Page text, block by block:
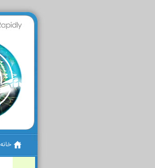
خانه